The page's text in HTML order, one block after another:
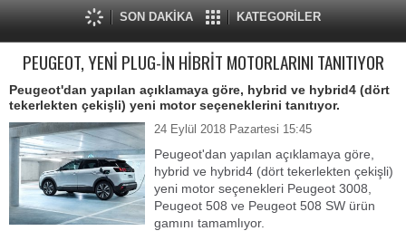
SON DAKİKA KATEGORİLER
PEUGEOT, YENİ PLUG-İN HİBRİT MOTORLARINI TANITIYOR
Peugeot'dan yapılan açıklamaya göre, hybrid ve hybrid4 (dört
tekerlekten çekişli) yeni motor seçeneklerini tanıtıyor.
24 Eylül 2018 Pazartesi 15:45
Peugeot'dan yapılan açıklamaya göre,
hybrid ve hybrid4 (dört tekerlekten çekişli)
yeni motor seçenekleri Peugeot 3008,
Peugeot 508 ve Peugeot 508 SW ürün
gamını tamamlıyor.